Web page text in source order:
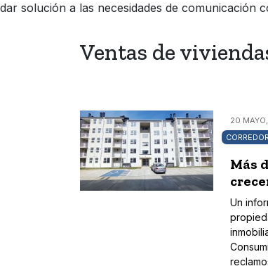
dar solución a las necesidades de comunicación
Ventas de
20
Más
Un